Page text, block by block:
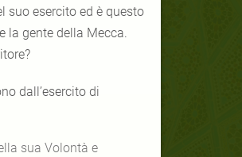
la gente della Mecca.
sua Volontà e